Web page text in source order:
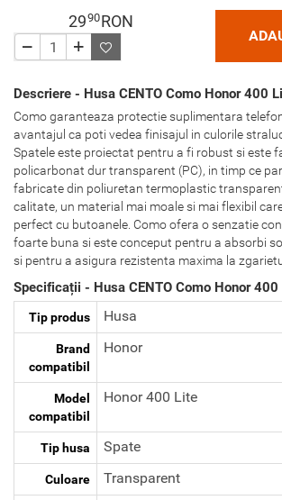
2990RON
Descriere - Husa CENTO Como Honor 400
Como garanteaza protectie suplimentara
avantajul ca poti vedea finisajul in culorile
Spatele este proiectat pentru a fi robust si este
policarbonat dur transparent (PC), in timp ce
fabricate din poliuretan termoplastic
calitate, un material mai moale si mai flexibil
perfect cu butoanele. Como ofera o senzatie
foarte buna si este conceput pentru a absorbi
si pentru a asigura rezistenta maxima la
Specificații - Husa CENTO Como Honor 400
Tip produs Husa
Brand
compatibil
Honor
Model
compatibil
Honor 400 Lite
Tip husa Spate
Culoare Transparent